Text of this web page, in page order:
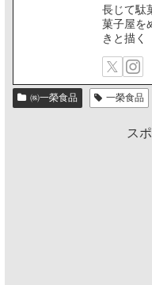
長じて駄
菓子屋を
きと描く
㈱一榮食品 一榮食品
ス